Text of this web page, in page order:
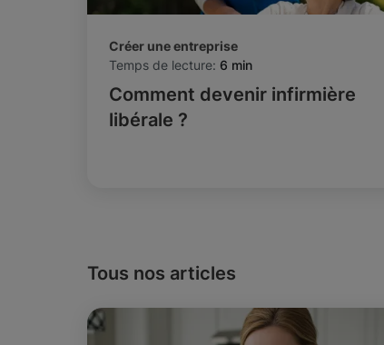
Créer une entreprise
Temps de lecture: 6 min
Comment devenir infirmière
libérale ?
Tous nos articles